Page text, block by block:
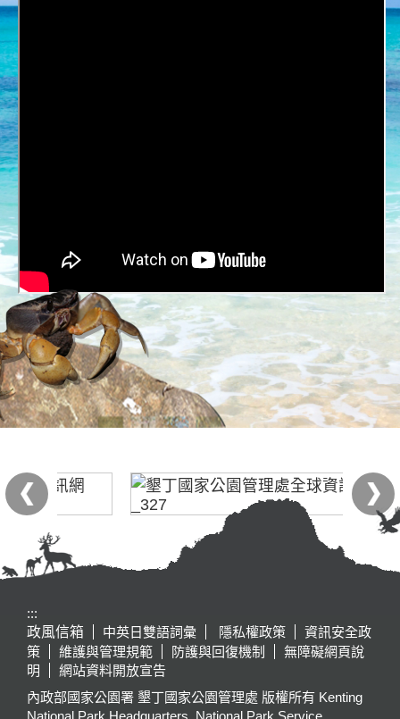
:::
政風信箱
中英日雙語詞彙 隱私權政策
資訊安全政
策
維護與管理規範 防護與回復機制
無障礙網頁說
明
網站資料開放宣告
內政部國家公園署 墾丁國家公園管理處 版權所有 Kenting
National Park Headquarters, National Park Service,